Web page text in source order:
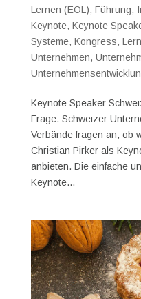
Lernen (EOL), Führung,
Keynote, Keynote
Systeme, Kongress,
Unternehmen,
Keynote Speaker
Frage. Schweizer
Verbände fragen an, ob
Christian Pirker als
anbieten. Die einfache
Keynote...